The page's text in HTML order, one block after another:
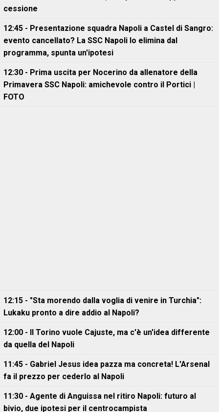
cessione
12:45 - Presentazione squadra Napoli a Castel di Sangro:
evento cancellato? La SSC Napoli lo elimina dal
programma, spunta un'ipotesi
12:30 - Prima uscita per Nocerino da allenatore della
Primavera SSC Napoli: amichevole contro il Portici |
FOTO
12:15 - "Sta morendo dalla voglia di venire in Turchia":
Lukaku pronto a dire addio al Napoli?
12:00 - Il Torino vuole Cajuste, ma c'è un'idea differente
da quella del Napoli
11:45 - Gabriel Jesus idea pazza ma concreta! L'Arsenal
fa il prezzo per cederlo al Napoli
11:30 - Agente di Anguissa nel ritiro Napoli: futuro al
bivio, due ipotesi per il centrocampista